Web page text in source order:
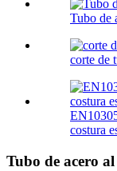
Tubo de
corte de
costura
Tubo de acero